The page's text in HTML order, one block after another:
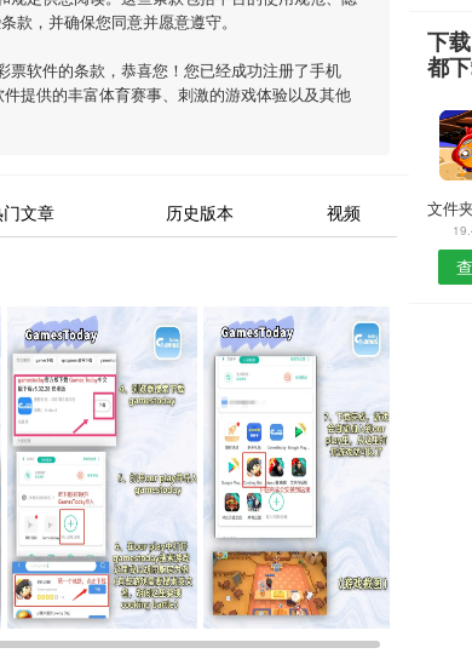
款，并确保您同意并愿意遵守。
票软件的条款，恭喜您！您已经成功注册了手机
件提供的丰富体育赛事、刺激的游戏体验以及其他
文章 历史版本 视频
下
都